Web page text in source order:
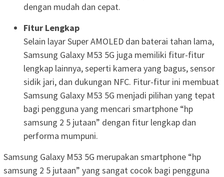
dengan mudah dan cepat.
Fitur Lengkap
Selain layar Super AMOLED dan baterai tahan lama,
Samsung Galaxy M53 5G juga memiliki fitur-fitur
lengkap lainnya, seperti kamera yang bagus, sensor
sidik jari, dan dukungan NFC. Fitur-fitur ini membuat
Samsung Galaxy M53 5G menjadi pilihan yang tepat
bagi pengguna yang mencari smartphone “hp
samsung 2 5 jutaan” dengan fitur lengkap dan
performa mumpuni.
Samsung Galaxy M53 5G merupakan smartphone “hp
samsung 2 5 jutaan” yang sangat cocok bagi pengguna